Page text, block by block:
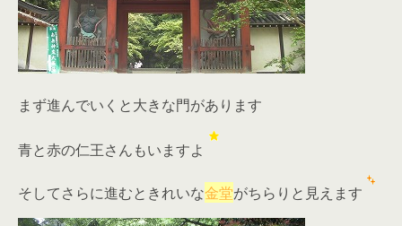
まず進んでいくと大きな門があります
青と赤の仁王さんもいますよ
そしてさらに進むときれいな金堂がちらりと見えます